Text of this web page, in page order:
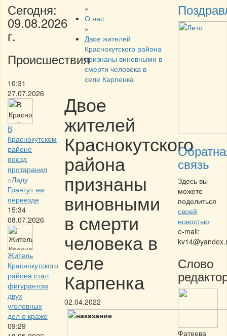
Сегодня:
09.08.2026
г.
Происшествия
10:31
27.07.2026
В
Краснокутском
районе
поезд
протаранил
«Ладу
Гранту» на
переезде
15:34
08.07.2026
Житель
Краснокутского
района стал
фигурантом
двух
уголовных
дел о краже
09:29
»
О нас
»
Двое жителей
Краснокутского района
признаны виновными в
смерти человека в
селе Карпенка
Двое
жителей
Краснокутского
района
признаны
виновными
в смерти
человека в
селе
Карпенка
02.04.2022
связь
Здесь вы
можете
поделиться
своей
новостью
e-mail:
Слово
Фатеева